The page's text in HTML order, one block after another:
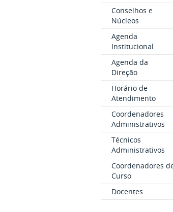
Conselhos e
Núcleos
Agenda
Institucional
Agenda da
Direção
Horário de
Atendimento
Coordenadores
Administrativos
Técnicos
Administrativos
Coordenadores
Curso
Docentes